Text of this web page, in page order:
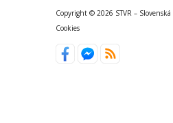
Copyright © 2026 STVR –
Cookies